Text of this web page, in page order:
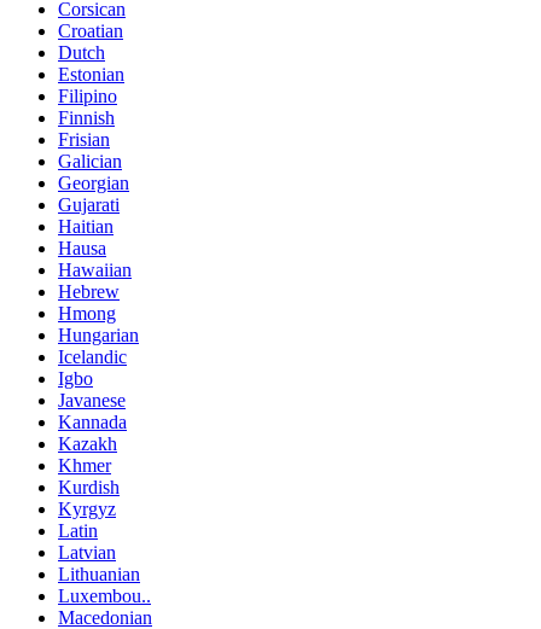
Corsican
Croatian
Dutch
Estonian
Filipino
Finnish
Frisian
Galician
Georgian
Gujarati
Haitian
Hausa
Hawaiian
Hebrew
Hmong
Hungarian
Icelandic
Igbo
Javanese
Kannada
Kazakh
Khmer
Kurdish
Kyrgyz
Latin
Latvian
Lithuanian
Luxembou..
Macedonian